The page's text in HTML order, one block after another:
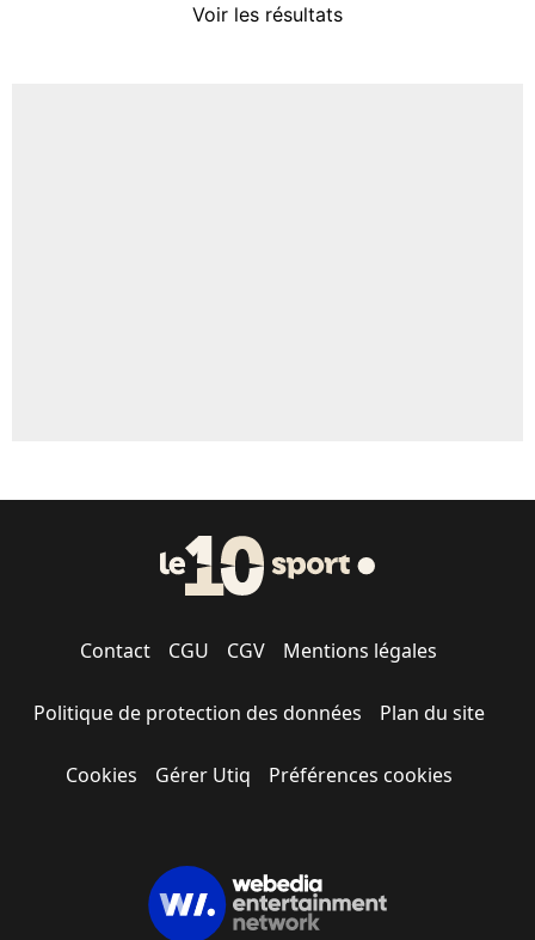
Voir les résultats
Contact CGU CGV Mentions légales
Politique de protection des données Plan du site
Cookies Gérer Utiq Préférences cookies